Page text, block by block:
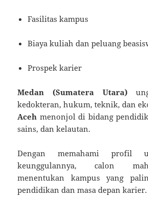
Fasilitas kampus
Biaya kuliah dan peluang
Prospek karier
Medan (Sumatera Utara)
kedokteran, hukum, teknik, dan
Aceh menonjol di bidang
sains, dan kelautan.
Dengan memahami profil
keunggulannya, calon
menentukan kampus yang
pendidikan dan masa depan karier.